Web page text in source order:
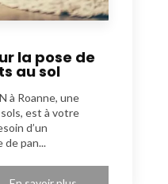
la pose de
au sol
à Roanne, une
est à votre
d’un
de pan...